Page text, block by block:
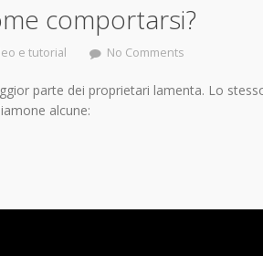
comportarsi?
e tutorial No Comments
parte dei proprietari lamenta. Lo
alcune: